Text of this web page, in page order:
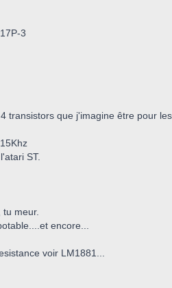
3
transistors que j'imagine être pour
ST.
meur.
encore...
voir LM1881...